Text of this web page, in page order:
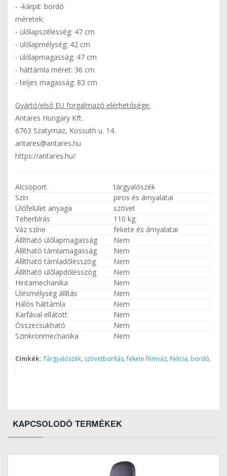
- -kárpit: bordó
méretek:
- ülőlapszélesség: 47 cm
- ülőlapmélység: 42 cm
- ülőlapmagasság: 47 cm
- háttámla méret: 36 cm
- teljes magasság: 83 cm
Gyártó/első EU forgalmazó elérhetősége:
Antares Hungary Kft.
6763 Szatymaz, Kossuth u. 14.
antares@antares.hu
https://antares.hu/
Alcsoport
tárgyalószék
Szín
piros és árnyalatai
Ülőfelület anyaga
szövet
Teherbírás
110 kg
Váz színe
fekete és árnyalatai
Állítható ülőlapmagasság
Nem
Állítható támlamagasság
Nem
Állítható támladőlésszög
Nem
Állítható ülőlapdőlésszög
Nem
Hintamechanika
Nem
Ülésmélység állítás
Nem
Hálós háttámla
Nem
Karfával ellátott
Nem
Összecsukható
Nem
Szinkronmechanika
Nem
Címkék: Tárgyalószék, szövetborítás,fekete fémváz, Felicia, bordó,
.
KAPCSOLODÓ TERMÉKEK